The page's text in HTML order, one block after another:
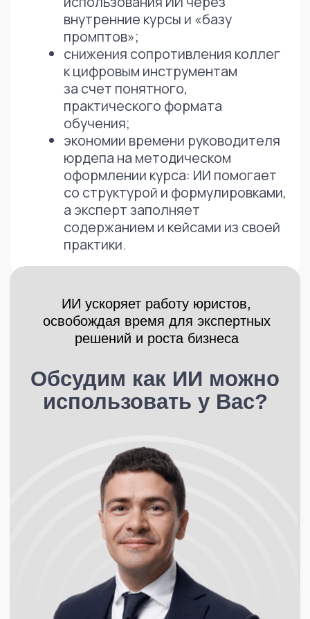
Спринты
Академия
Клиентам
Управление юридическими проектами
Управление юридической командой
Менеджмент договорных процессов
Марафон Юридического
менеджмента
Психология управления юридической
командой
Управление интеллектуальной
собственностью
Мастерская юридического
Кейсы AI
+7 926 166 67 17